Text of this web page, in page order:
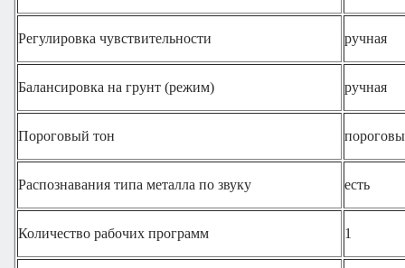
Регулировка чувствительности ручная
Балансировка на грунт (режим) ручная
Пороговый тон
Распознавания типа металла по звуку есть
Количество рабочих программ 1